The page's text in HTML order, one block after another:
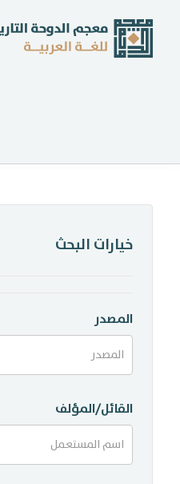
إحصاءات
منشورات
تواصل معنا
خيارات البحث
المصدر
المصدر
القائل/المؤلف
اسم المستعمل